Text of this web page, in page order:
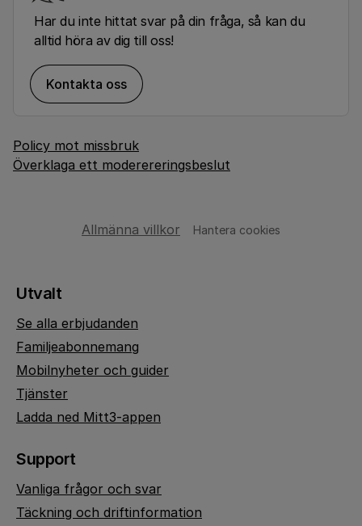
Har du inte hittat svar på din fråga, så kan du
alltid höra av dig till oss!
Kontakta oss
Policy mot missbruk
Överklaga ett moderereringsbeslut
Allmänna villkor Hantera cookies
Utvalt
Se alla erbjudanden
Familjeabonnemang
Mobilnyheter och guider
Tjänster
Ladda ned Mitt3-appen
Support
Vanliga frågor och svar
Täckning och driftinformation